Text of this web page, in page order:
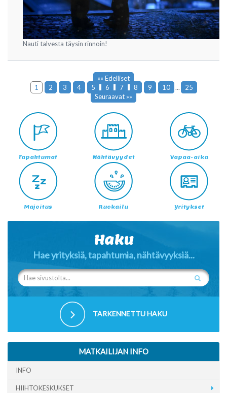
Nauti talvesta täysin rinnoin!
«« Edelliset
1
2 3 4 5 6 7 8 9 10 ...
25
Seuraavat »»
Tapahtumat Nähtävyydet Vapaa-aika
Majoitus Ruokailu Yritykset
Haku
Hae yrityksiä, tapahtumia, nähtävyyksiä...
TARKENNETTU HAKU
MATKAILIJAN INFO
INFO
HIIHTOKESKUKSET